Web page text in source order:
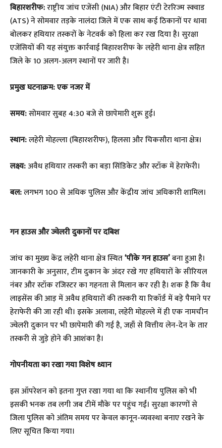
बिहारशरीफ:राष्ट्रीय जांच एजेंसी (NIA) और बिहार एंटी टेररिज्म स्क्वाड
(ATS) ने सोमवार तड़के नालंदा जिले में एक साथ कई ठिकानों पर धावा
बोलकर हथियार तस्करों के नेटवर्क को हिला कर रख दिया है। सुरक्षा
एजेंसियों की यह संयुक्त कार्रवाई बिहारशरीफ के लहेरी थाना क्षेत्र सहित
जिले के 10 अलग-अलग स्थानों पर जारी है।
प्रमुख घटनाक्रम: एक नजर में
समय:सोमवार सुबह 4:30 बजे से छापेमारी शुरू हुई।
स्थान:लहेरी मोहल्ला (बिहारशरीफ), हिलसा और चिकसौरा थाना क्षेत्र।
लक्ष्य:अवैध हथियार तस्करी का बड़ा सिंडिकेट और स्टॉक में हेराफेरी।
बल:लगभग 100 से अधिक पुलिस और केंद्रीय जांच अधिकारी शामिल।
गन हाउस और ज्वेलरी दुकानों पर दबिश
​जांच का मुख्य केंद्र लहेरी थाना क्षेत्र स्थित‘पीके गन हाउस’बना हुआ है।
जानकारी के अनुसार, टीम दुकान के अंदर रखे गए हथियारों के सीरियल
नंबर और स्टॉक रजिस्टर का गहनता से मिलान कर रही है। शक है कि वैध
लाइसेंस की आड़ में अवैध हथियारों की तस्करी या रिकॉर्ड में बड़े पैमाने पर
हेराफेरी की जा रही थी। इसके अलावा, लहेरी मोहल्ले में ही एक नामचीन
ज्वेलरी दुकान पर भी छापेमारी की गई है, जहाँ से वित्तीय लेन-देन के तार
तस्करी से जुड़े होने की आशंका है।
गोपनीयता का रखा गया विशेष ध्यान
​इस ऑपरेशन को इतना गुप्त रखा गया था कि स्थानीय पुलिस को भी
इसकी भनक तब लगी जब टीमें मौके पर पहुंच गईं। सुरक्षा कारणों से
जिला पुलिस को अंतिम समय पर केवल कानून-व्यवस्था बनाए रखने के
लिए सूचित किया गया।